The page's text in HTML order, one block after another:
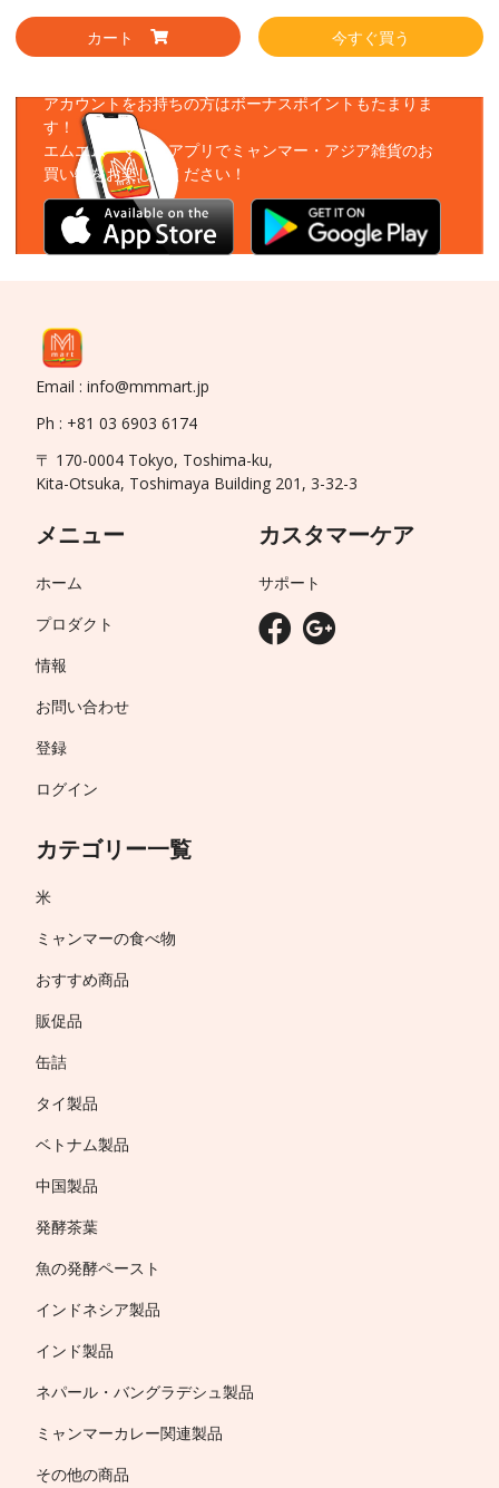
カート 今すぐ買う
アカウントをお持ちの方はボーナスポイントもたまりま
す！
エムエムーマートアプリでミャンマー・アジア雑貨のお
買い物をお楽しみください！
Email : info@mmmart.jp
Ph : +81 03 6903 6174
〒 170-0004 Tokyo, Toshima-ku,
Kita-Otsuka, Toshimaya Building 201, 3-32-3
メニュー
ホーム
プロダクト
情報
お問い合わせ
登録
ログイン
カテゴリー一覧
米
ミャンマーの食べ物
おすすめ商品
販促品
缶詰
タイ製品
ベトナム製品
中国製品
発酵茶葉
魚の発酵ペースト
インドネシア製品
インド製品
ネパール・バングラデシュ製品
ミャンマーカレー関連製品
その他の商品
カスタマーケア
サポート